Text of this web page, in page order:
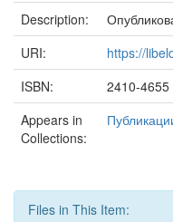
Description:
URI:
https://
ISBN:
2410-4655
Appears in
Collections:
Files in This Item: